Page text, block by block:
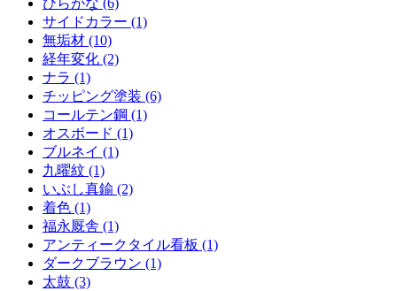
サイドカラー (1)
無垢材 (10)
経年変化 (2)
ナラ (1)
チッピング塗装 (6)
コールテン鋼 (1)
オスボード (1)
ブルネイ (1)
九曜紋 (1)
いぶし真鍮 (2)
着色 (1)
福永厩舎 (1)
アンティークタイル看板 (1)
ダークブラウン (1)
太鼓 (3)